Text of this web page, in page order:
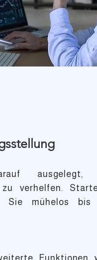
ausgelegt,
verhelfen.
Sie mühelos
Funktionen